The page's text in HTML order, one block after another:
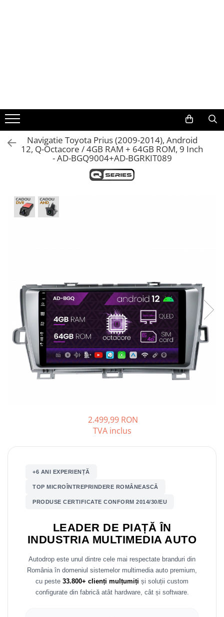
Volkswagen
Audi
Ford
Skoda
Peugeot
Hyundai
Toyota
Renault
Honda
Navigatie Toyota Prius (2009-2014), Android
12, Q-Octacore / 4GB RAM + 64GB ROM, 9 Inch
- AD-BGQ9004+AD-BGRKIT089
2.499,99 RON
TVA inclus
+6 ANI EXPERIENȚĂ
TOP MICROÎNTREPRINDERE ROMÂNEASCĂ
PRODUSE CERTIFICATE CONFORM 2014/30/EU
LEADER DE PIAȚĂ ÎN
INDUSTRIA MULTIMEDIA AUTO
Autodrop este unul dintre cele mai respectate branduri din
România în domeniul sistemelor multimedia auto premium,
cu peste 33.800+ clienți mulțumiți și soluții custom
configurate din fabrică atât hardware, cât și software.